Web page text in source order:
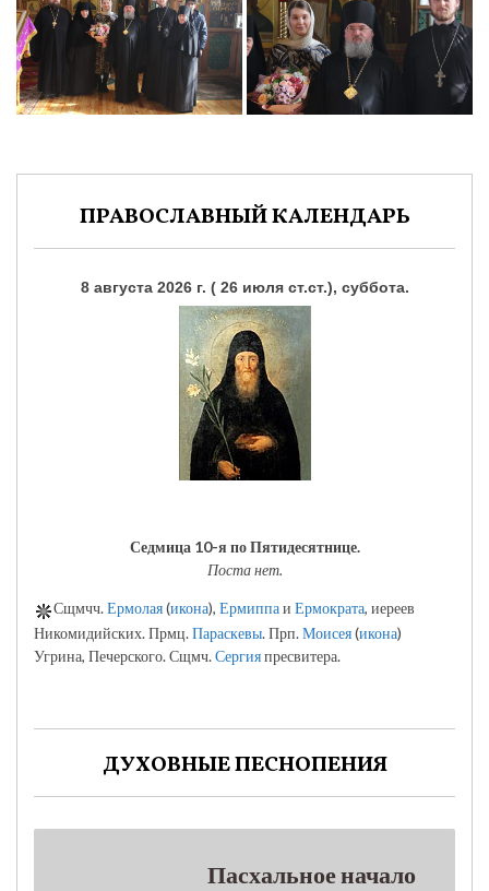
ПРАВОСЛАВНЫЙ КАЛЕНДАРЬ
8 августа 2026 г. ( 26 июля ст.ст.), суббота.
Седмица 10-я по Пятидесятнице.
Поста нет.
Сщмчч.Ермолая(икона), Ермиппаи Ермократа, иереев
Никомидийских. Прмц.Параскевы. Прп.Моисея(икона)
Угрина, Печерского. Сщмч.Сергияпресвитера.
ДУХОВНЫЕ ПЕСНОПЕНИЯ
Пасхальное начало